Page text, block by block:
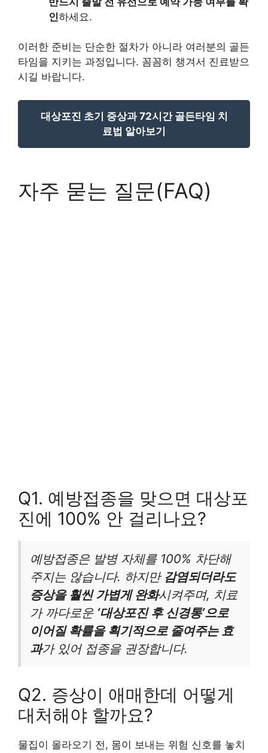
인하세요.
이러한 준비는 단순한 절차가 아니라 여러분의 골든
타임을 지키는 과정입니다. 꼼꼼히 챙겨서 진료받으
시길 바랍니다.
대상포진 초기 증상과 72시간 골든타임 치
료법 알아보기
자주 묻는 질문(FAQ)
Q1. 예방접종을 맞으면 대상포
진에 100% 안 걸리나요?
예방접종은 발병 자체를 100% 차단해
주지는 않습니다. 하지만 감염되더라도
증상을 훨씬 가볍게 완화시켜주며, 치료
가 까다로운 ‘대상포진 후 신경통’으로
이어질 확률을 획기적으로 줄여주는 효
과가 있어 접종을 권장합니다.
Q2. 증상이 애매한데 어떻게
대처해야 할까요?
물집이 올라오기 전, 몸이 보내는 위험 신호를 놓치